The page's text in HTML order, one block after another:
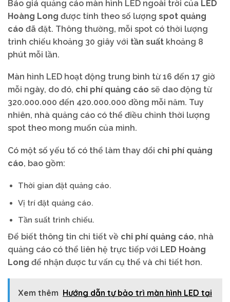
Báo giá quảng cáo màn hình LED ngoài trời của LED
Hoàng Long được tính theo số lượng spot quảng
cáo đã đặt. Thông thường, mỗi spot có thời lượng
trình chiếu khoảng 30 giây với tần suất khoảng 8
phút mỗi lần.
Màn hình LED hoạt động trung bình từ 16 đến 17 giờ
mỗi ngày, do đó, chi phí quảng cáo sẽ dao động từ
320.000.000 đến 420.000.000 đồng mỗi năm. Tuy
nhiên, nhà quảng cáo có thể điều chỉnh thời lượng
spot theo mong muốn của mình.
Có một số yếu tố có thể làm thay đổi chi phí quảng
cáo, bao gồm:
Thời gian đặt quảng cáo.
Vị trí đặt quảng cáo.
Tần suất trình chiếu.
Để biết thông tin chi tiết về chi phí quảng cáo, nhà
quảng cáo có thể liên hệ trực tiếp với LED Hoàng
Long để nhận được tư vấn cụ thể và chi tiết hơn.
Xem thêm Hướng dẫn tự bảo trì màn hình LED tại